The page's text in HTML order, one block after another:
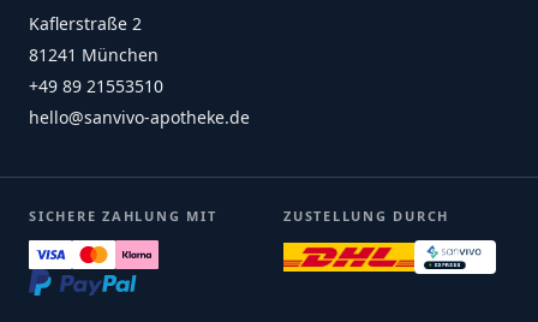
Kaflerstraße 2
81241 München
+49 89 21553510
hello@sanvivo-apotheke.de
SICHERE ZAHLUNG MIT ZUSTELLUNG DURCH